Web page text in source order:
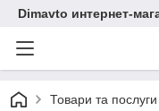
Dimavto интернет-
Товари та послуги